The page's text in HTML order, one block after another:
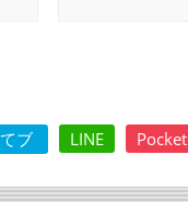
ブ LINE Pocket